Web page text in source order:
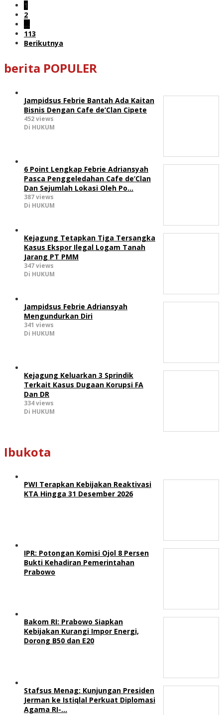
1
2
…
113
Berikutnya
berita POPULER
Jampidsus Febrie Bantah Ada Kaitan
Bisnis Dengan Cafe de’Clan Cipete
452 views
Di HUKUM
6 Point Lengkap Febrie Adriansyah
Pasca Penggeledahan Cafe de’Clan
Dan Sejumlah Lokasi Oleh Po…
387 views
Di HUKUM
Kejagung Tetapkan Tiga Tersangka
Kasus Ekspor Ilegal Logam Tanah
Jarang PT PMM
347 views
Di HUKUM
Jampidsus Febrie Adriansyah
Mengundurkan Diri
341 views
Di HUKUM
Kejagung Keluarkan 3 Sprindik
Terkait Kasus Dugaan Korupsi FA
Dan DR
334 views
Di HUKUM
Ibukota
PWI Terapkan Kebijakan Reaktivasi
KTA Hingga 31 Desember 2026
IPR: Potongan Komisi Ojol 8 Persen
Bukti Kehadiran Pemerintahan
Prabowo
Bakom RI: Prabowo Siapkan
Kebijakan Kurangi Impor Energi,
Dorong B50 dan E20
Stafsus Menag: Kunjungan Presiden
Jerman ke Istiqlal Perkuat Diplomasi
Agama RI-…